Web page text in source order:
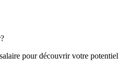
pour découvrir votre potentiel